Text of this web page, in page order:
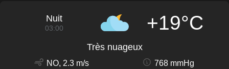
Nuit
03:00 +19°C
Très nuageux
NO, 2.3 m/s
768 mmHg